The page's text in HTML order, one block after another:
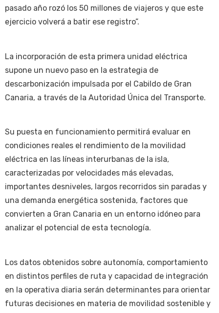
pasado año rozó los 50 millones de viajeros y que este
ejercicio volverá a batir ese registro”.
La incorporación de esta primera unidad eléctrica
supone un nuevo paso en la estrategia de
descarbonización impulsada por el Cabildo de Gran
Canaria, a través de la Autoridad Única del Transporte.
Su puesta en funcionamiento permitirá evaluar en
condiciones reales el rendimiento de la movilidad
eléctrica en las líneas interurbanas de la isla,
caracterizadas por velocidades más elevadas,
importantes desniveles, largos recorridos sin paradas y
una demanda energética sostenida, factores que
convierten a Gran Canaria en un entorno idóneo para
analizar el potencial de esta tecnología.
Los datos obtenidos sobre autonomía, comportamiento
en distintos perfiles de ruta y capacidad de integración
en la operativa diaria serán determinantes para orientar
futuras decisiones en materia de movilidad sostenible y